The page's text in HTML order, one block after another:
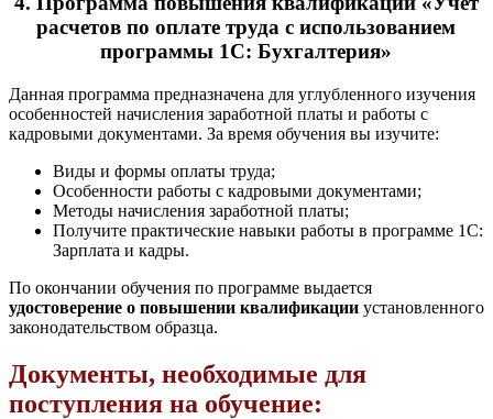
расчетов по оплате труда с использованием
программы 1С: Бухгалтерия»
Данная программа предназначена для углубленного изучения
особенностей начисления заработной платы и работы с
кадровыми документами. За время обучения вы изучите:
Виды и формы оплаты труда;
Особенности работы с кадровыми документами;
Методы начисления заработной платы;
Получите практические навыки работы в программе 1С:
Зарплата и кадры.
По окончании обучения по программе выдается
удостоверение о повышении квалификации установленного
законодательством образца.
Документы, необходимые для
поступления на обучение: